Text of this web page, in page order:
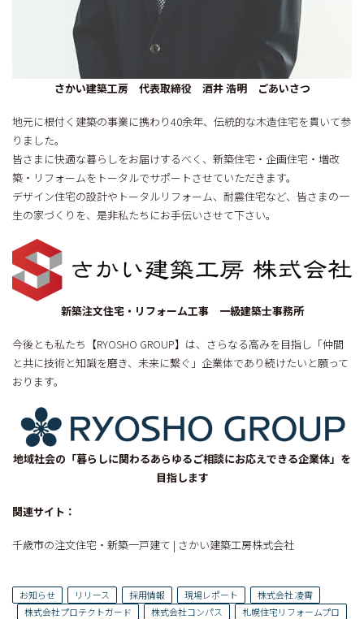
さかい建築工房 代表取締役 酒井 浩明 ごあいさつ
地元に根付く建築の事業に携わり40余年、伝統的な木造住宅を貫いて参
りました。
皆さまに快適な暮らしをお届けするべく、新築住宅・企画住宅・増改
築・リフォームをトータルでサポートさせていただきます。
デザイン住宅の設計やトータルリフォーム、耐震住宅など、皆さまの一
生の家づくりを、是非私たちにお手伝いさせて下さい。
新築注文住宅・リフォーム工事 一級建築士事務所
今後とも私たち【RYOSHO GROUP】は、さらなる高みを目指し「仲間
と共に技術と知識を磨き、未来に繋ぐ」企業体であり続けたいと願って
おります。
地域社会の「暮らしに関わるあらゆるご相談にお応えできる企業体」を
目指します
関連サイト：
千歳市の注文住宅・新築一戸建て | さかい建築工房株式会社
お知らせ リリース 採用情報 現場レポート
株式会社 凌霄
株式会社プロテクトガード
株式会社コンパス
札幌住宅リフォームプロ